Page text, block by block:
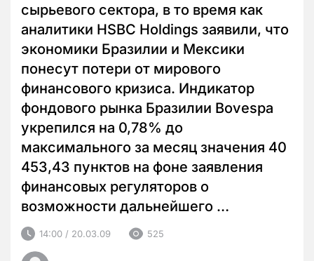
сырьевого сектора, в то время как
аналитики HSBC Holdings заявили, что
экономики Бразилии и Мексики
понесут потери от мирового
финансового кризиса. Индикатор
фондового рынка Бразилии Bovespa
укрепился на 0,78% до
максимального за месяц значения 40
453,43 пунктов на фоне заявления
финансовых регуляторов о
возможности дальнейшего …
14:00 / 20.03.09 525